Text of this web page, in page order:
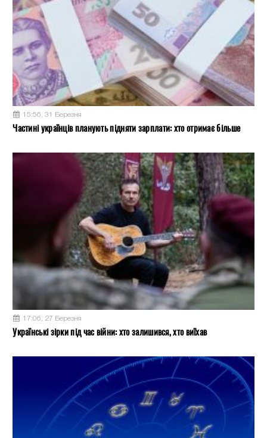
15:56, 31 Березня
Частині українців планують підняти зарплати: хто отримає більше
17:06, 27 Березня
Українські зірки під час війни: хто залишився, хто виїхав